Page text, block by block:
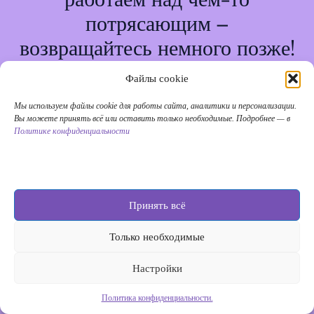
Файлы cookie
Мы используем файлы cookie для работы сайта, аналитики и персонализации.
Вы можете принять всё или оставить только необходимые. Подробнее — в
Политике конфиденциальности
Принять всё
Только необходимые
Настройки
Политика конфиденциальности.
потрясающим –
возвращайтесь немного позже!